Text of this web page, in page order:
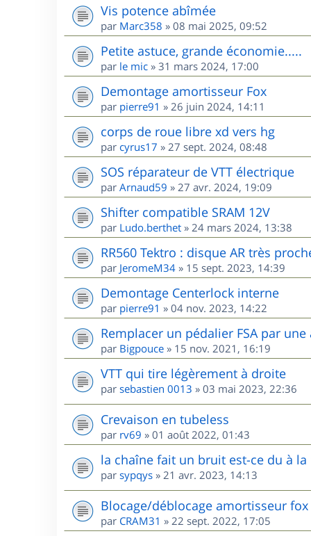
Vis potence abîmée
par Marc358 » 08 mai 2025, 09:52
Petite astuce, grande économie.....
par le mic » 31 mars 2024, 17:00
Demontage amortisseur Fox
par pierre91 » 26 juin 2024, 14:11
corps de roue libre xd vers hg
par cyrus17 » 27 sept. 2024, 08:48
SOS réparateur de VTT électrique
par Arnaud59 » 27 avr. 2024, 19:09
Shifter compatible SRAM 12V
par Ludo.berthet » 24 mars 2024, 13:38
RR560 Tektro : disque AR très
par JeromeM34 » 15 sept. 2023, 14:39
Demontage Centerlock interne
par pierre91 » 04 nov. 2023, 14:22
Remplacer un pédalier FSA par
par Bigpouce » 15 nov. 2021, 16:19
VTT qui tire légèrement à droite
par sebastien 0013 » 03 mai 2023, 22:36
Crevaison en tubeless
par rv69 » 01 août 2022, 01:43
la chaîne fait un bruit est-ce du à la
par sypqys » 21 avr. 2023, 14:13
Blocage/déblocage amortisseur
par CRAM31 » 22 sept. 2022, 17:05